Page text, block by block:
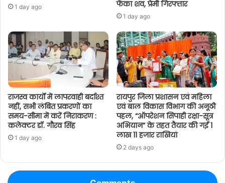
1 day ago
फेंका शव, प्रेमी गिरफ्तार
1 day ago
राजस्व कार्यों में लापरवाही बर्दाश्त
नहीं, सभी लंबित प्रकरणों का
समय-सीमा में करें निराकरण :
कलेक्टर डॉ. गौरव सिंह
1 day ago
रायपुर जिला प्रशासन एवं महिला
एवं बाल विकास विभाग की अनूठी
पहल, “ऑपरेशन सिपाही रक्षा-सूत्र
अभियान” के तहत तैयार की गईं 1
लाख 11 हजार राखियां
2 days ago